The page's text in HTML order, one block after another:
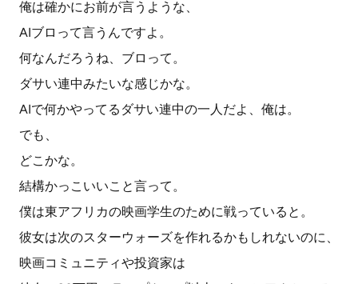
俺は確かにお前が言うような、
AIブロって言うんですよ。
何なんだろうね、ブロって。
ダサい連中みたいな感じかな。
AIで何かやってるダサい連中の一人だよ、俺は。
でも、
どこかな。
結構かっこいいこと言って。
僕は東アフリカの映画学生のために戦っていると。
彼女は次のスターウォーズを作れるかもしれないのに、
映画コミュニティや投資家は